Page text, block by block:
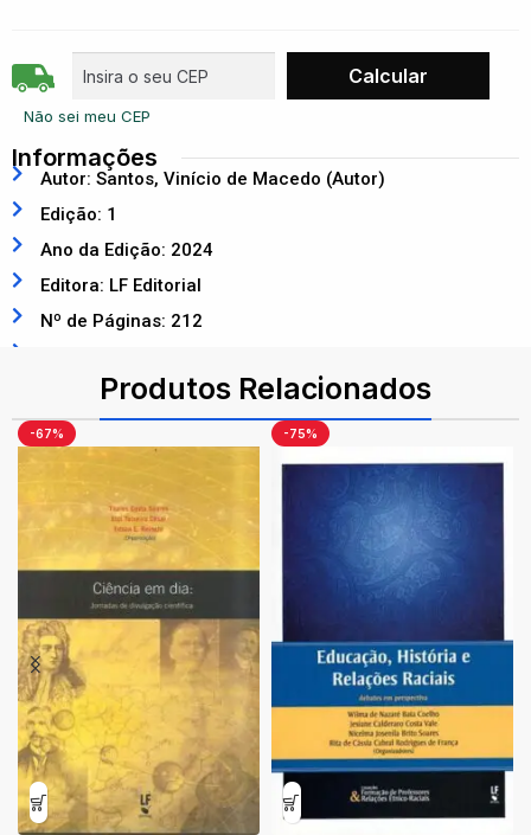
Não sei meu CEP
Informações
Autor: Santos, Vinício de Macedo (Autor)
Edição: 1
Ano da Edição: 2024
Editora: LF Editorial
Nº de Páginas: 212
Produtos Relacionados
-67% -75%